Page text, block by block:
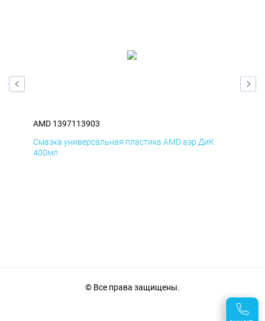
AMD 1397113903
Смазка универсальная пластика AMD аэр ДиК
400мл
© Все права защищены.